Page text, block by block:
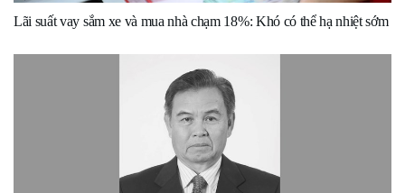
Lãi suất vay sắm xe và mua nhà chạm 18%: Khó có thể hạ nhiệt sớm